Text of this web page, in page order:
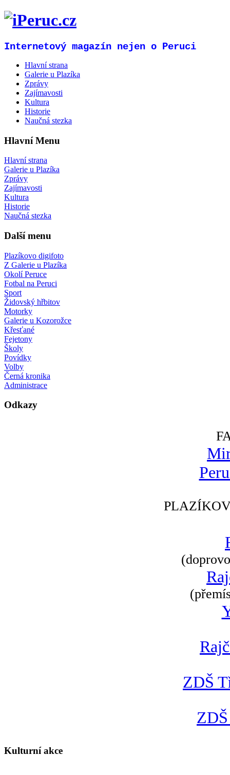
Internetový magazín nejen o Peruci
Hlavní strana
Galerie u Plazíka
Zprávy
Zajímavosti
Kultura
Historie
Naučná stezka
Hlavní Menu
Hlavní strana
Galerie u Plazíka
Zprávy
Zajímavosti
Kultura
Historie
Naučná stezka
Další menu
Plazíkovo digifoto
Z Galerie u Plazíka
Okolí Peruce
Fotbal na Peruci
Sport
Židovský hřbitov
Motorky
Galerie u Kozorožce
Křesťané
Fejetony
Školy
Povídky
Volby
Černá kronika
Administrace
Odkazy
ZDŠ
Kulturní akce